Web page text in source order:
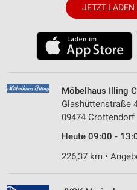
JETZT LADEN
Möbelhaus Illing
Glashüttenstraße
09474 Crottendorf
Heute 09:00 -
226,37 km •